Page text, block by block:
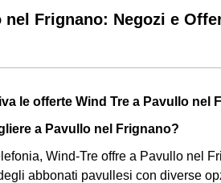
nel Frignano: Negozi e
le offerte Wind Tre a Pavullo nel
a Pavullo nel Frignano?
Wind-Tre offre a Pavullo nel
abbonati pavullesi con diverse